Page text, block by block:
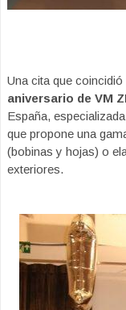
Una cita que coincidió
aniversario de VM
España,
que propone una
(bobinas y hojas) o
exteriores.